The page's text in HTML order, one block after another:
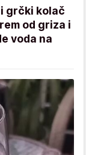
grčki kolač
od griza i
voda na